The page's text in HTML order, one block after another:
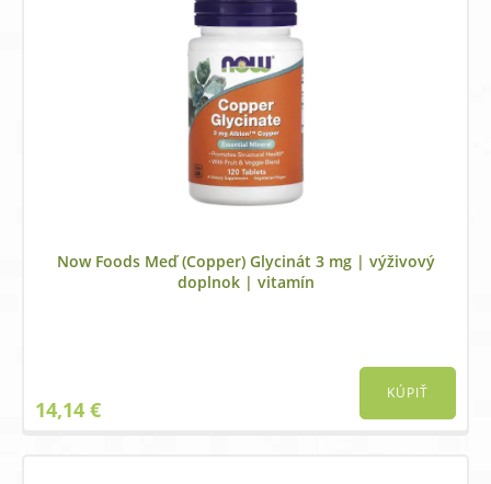
Now Foods Meď (Copper) Glycinát 3 mg | výživový
doplnok | vitamín
14,14 €
KÚPIŤ